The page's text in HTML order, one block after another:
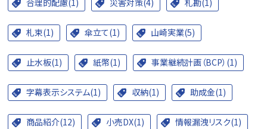
合理的配慮(1) 災害対策(4) 札勘(1)
札束(1) 傘立て(1) 山崎実業(5)
止水板(1) 紙幣(1) 事業継続計画（BCP）(1)
字幕表示システム(1) 収納(1) 助成金(1)
商品紹介(12) 小売DX(1) 情報漏洩リスク(1)